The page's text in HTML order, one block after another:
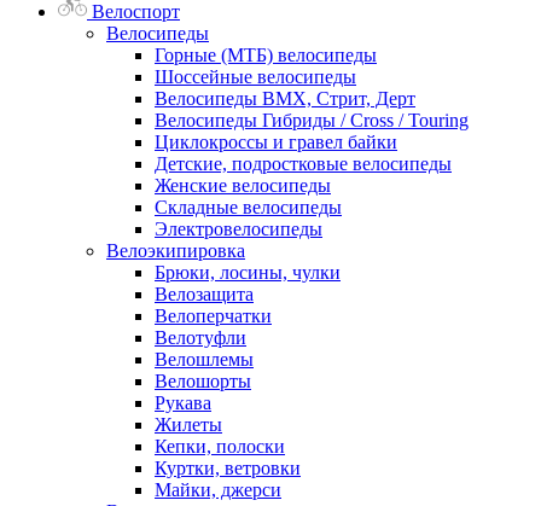
Велоспорт
Велосипеды
Горные (МТБ) велосипеды
Шоссейные велосипеды
Велосипеды BMX, Стрит, Дерт
Велосипеды Гибриды / Cross / Touring
Циклокроссы и гравел байки
Детские, подростковые велосипеды
Женские велосипеды
Складные велосипеды
Электровелосипеды
Велоэкипировка
Брюки, лосины, чулки
Велозащита
Велоперчатки
Велотуфли
Велошлемы
Велошорты
Рукава
Жилеты
Кепки, полоски
Куртки, ветровки
Майки, джерси